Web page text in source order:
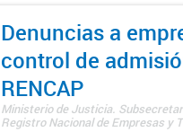
Denuncias a
control de
RENCAP
Ministerio de Justicia.
Registro Nacional de Empresas y